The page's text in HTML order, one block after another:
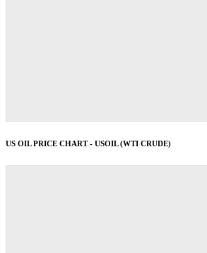
US OIL PRICE CHART - USOIL (WTI CRUDE)